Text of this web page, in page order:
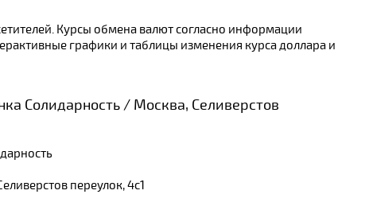
Курсы обмена валют согласно информации
графики и таблицы изменения курса доллара и
Солидарность / Москва, Селиверстов
переулок, 4с1